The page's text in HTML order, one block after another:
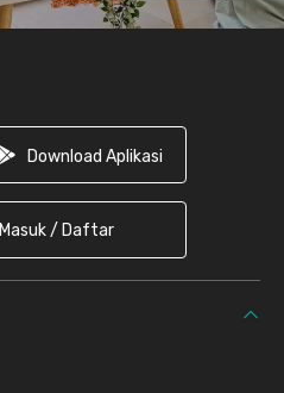
Download Aplikasi
Masuk / Daftar